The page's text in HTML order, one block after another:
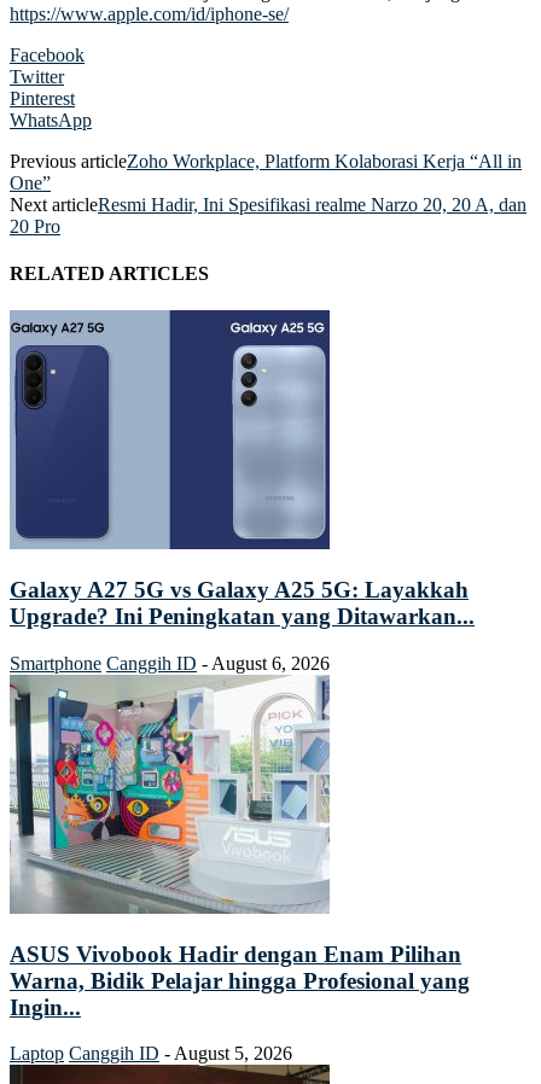
https://www.apple.com/id/iphone-se/
Facebook
Twitter
Pinterest
WhatsApp
Previous articleZoho Workplace, Platform Kolaborasi Kerja “All in
One”
Next articleResmi Hadir, Ini Spesifikasi realme Narzo 20, 20 A, dan
20 Pro
RELATED ARTICLES
Galaxy A27 5G vs Galaxy A25 5G: Layakkah
Upgrade? Ini Peningkatan yang Ditawarkan...
Smartphone Canggih ID - August 6, 2026
ASUS Vivobook Hadir dengan Enam Pilihan
Warna, Bidik Pelajar hingga Profesional yang
Ingin...
Laptop Canggih ID - August 5, 2026